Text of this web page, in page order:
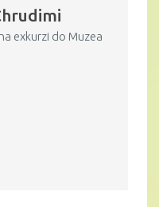
exkurzi do Muzea